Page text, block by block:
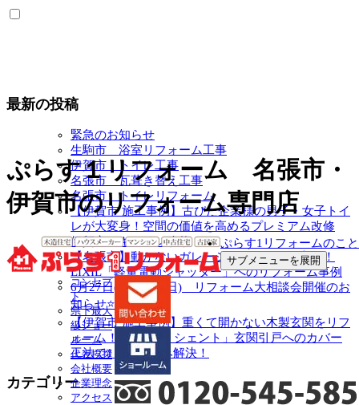
ぷらす１リフォーム 名張市・
伊賀市のリフォーム専門店
ぷらす1リフォームのこと
サブメニューを展開
コンセプ
ト
県下最大
級ショー
ルーム
代表挨拶
会社概要
企業理念
アクセス
最新の投稿
緊急のお知らせ
生駒市 浴室リフォーム工事
伊賀市 トイレ工事
名張市 瓦葺き替え工事
名張市 トイレリフォーム
【伊賀市 施工事例】古びた企業様の男子・女子トイ
レが大変身！空間の価値を高めるプレミアム改修
伊賀市 キッチン改修
【名張市】動かないガレージシャッターを交換！
LIXIL「軽量電動シャッター」へのリフォーム事例
6月27日(土) 28日(日) リフォーム大相談会開催のお
知らせ⭐
【伊賀市 施工事例】重くて開かない木製玄関をリフ
ォーム！LIXIL「リシェント」玄関引戸へのカバー
工法で1日でお悩み解決！
カテゴリー